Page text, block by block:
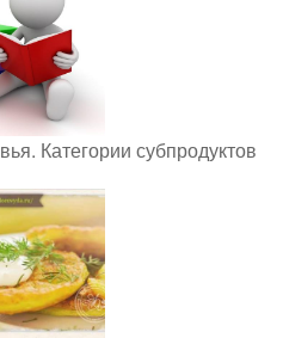
Категории субпродуктов